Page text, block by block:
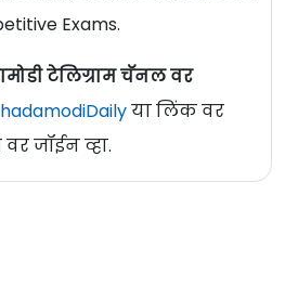
Exams.
टेलिग्राम चॅनल वर
या लिंक वर
जॉईन व्हा.